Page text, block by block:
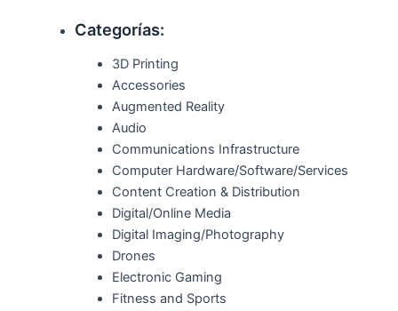
Categorías:
3D Printing
Accessories
Augmented Reality
Audio
Communications Infrastructure
Computer Hardware/Software/Services
Content Creation & Distribution
Digital/Online Media
Digital Imaging/Photography
Drones
Electronic Gaming
Fitness and Sports